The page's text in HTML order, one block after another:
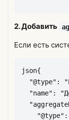
2. Добавить
Если есть